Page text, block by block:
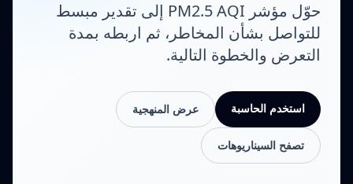
حوّل مؤشر PM2.5 AQI إلى تقدير مبسط
للتواصل بشأن المخاطر، ثم اربطه بمدة
التعرض والخطوة التالية.
استخدم الحاسبة عرض المنهجية
تصفح السيناريوهات